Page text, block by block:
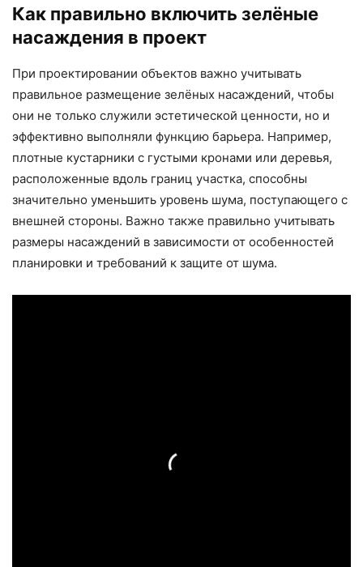
Как правильно включить зелёные
насаждения в проект
При проектировании объектов важно учитывать
правильное размещение зелёных насаждений, чтобы
они не только служили эстетической ценности, но и
эффективно выполняли функцию барьера. Например,
плотные кустарники с густыми кронами или деревья,
расположенные вдоль границ участка, способны
значительно уменьшить уровень шума, поступающего с
внешней стороны. Важно также правильно учитывать
размеры насаждений в зависимости от особенностей
планировки и требований к защите от шума.